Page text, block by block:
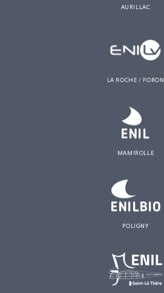
AURILLAC
LA ROCHE / FORON
MAMIROLLE
POLIGNY